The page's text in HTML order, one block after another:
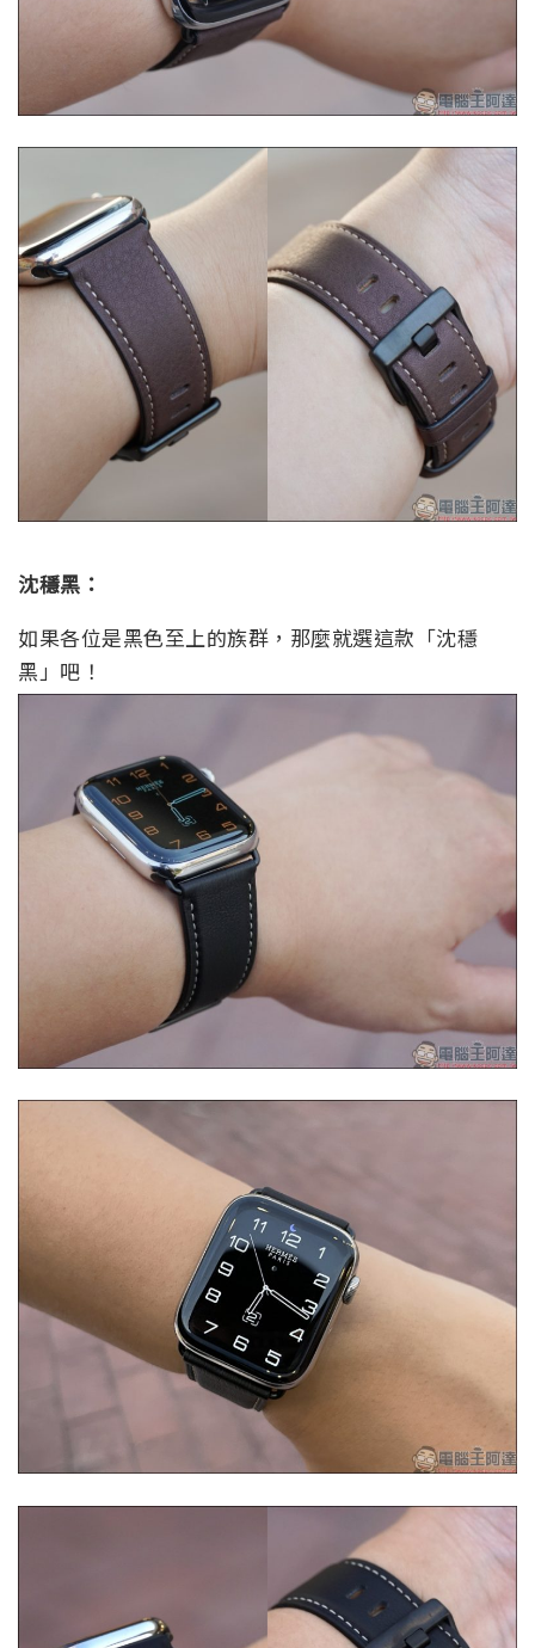
沈穩黑：
如果各位是黑色至上的族群，那麼就選這款「沈穩
黑」吧！